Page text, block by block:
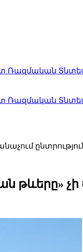
Ռազմական
Ռազմական
թևերը»